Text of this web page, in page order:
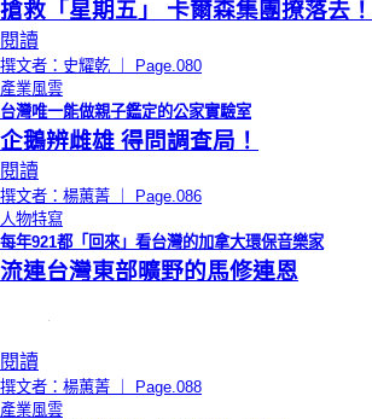
搶救「星期五」 卡爾森集團撩落去！
閱讀
撰文者：史耀乾 ｜ Page.080
產業風雲
台灣唯一能做親子鑑定的公家實驗室
企鵝辨雌雄 得問調查局！
閱讀
撰文者：楊蕙菁 ｜ Page.086
人物特寫
每年921都「回來」看台灣的加拿大環保音樂家
流連台灣東部曠野的馬修連恩
閱讀
撰文者：楊蕙菁 ｜ Page.088
產業風雲